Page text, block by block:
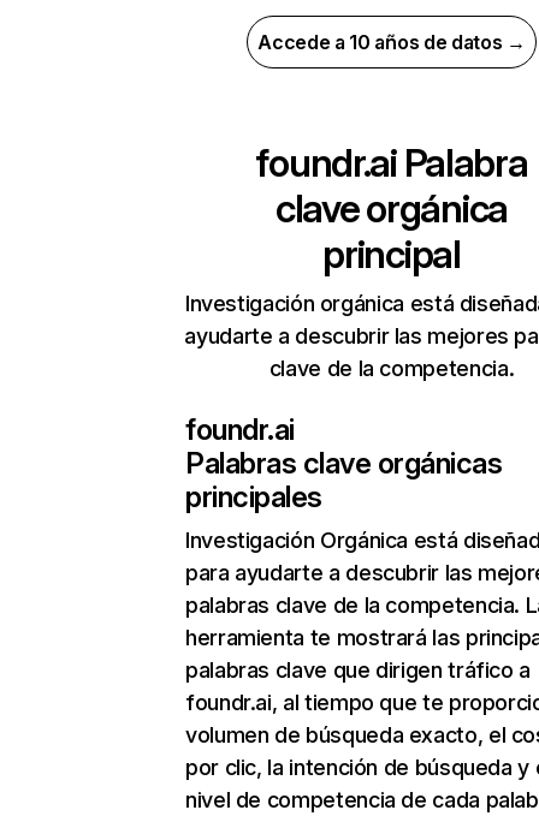
Accede a 10 años de datos →
foundr.aiPalabra
clave orgánica
principal
Investigación orgánica está
ayudarte a descubrir las mejores
clave de la competencia.
foundr.ai
Palabras clave orgánicas
principales
Investigación Orgánica está
para ayudarte a descubrir las
palabras clave de la competencia.
herramienta te mostrará las
palabras clave que dirigen tráfico a
foundr.ai, al tiempo que te
volumen de búsqueda exacto, el
por clic, la intención de búsqueda y
nivel de competencia de cada